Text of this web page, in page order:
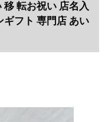
移 転お祝い 店名入
ギフト 専門店 あい